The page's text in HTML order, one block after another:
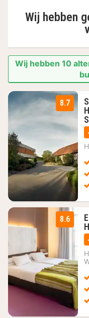
Wij hebben
Wij hebben 10
8.7
8.6